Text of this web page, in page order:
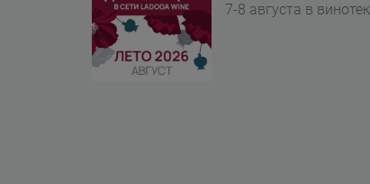
7-8 августа в